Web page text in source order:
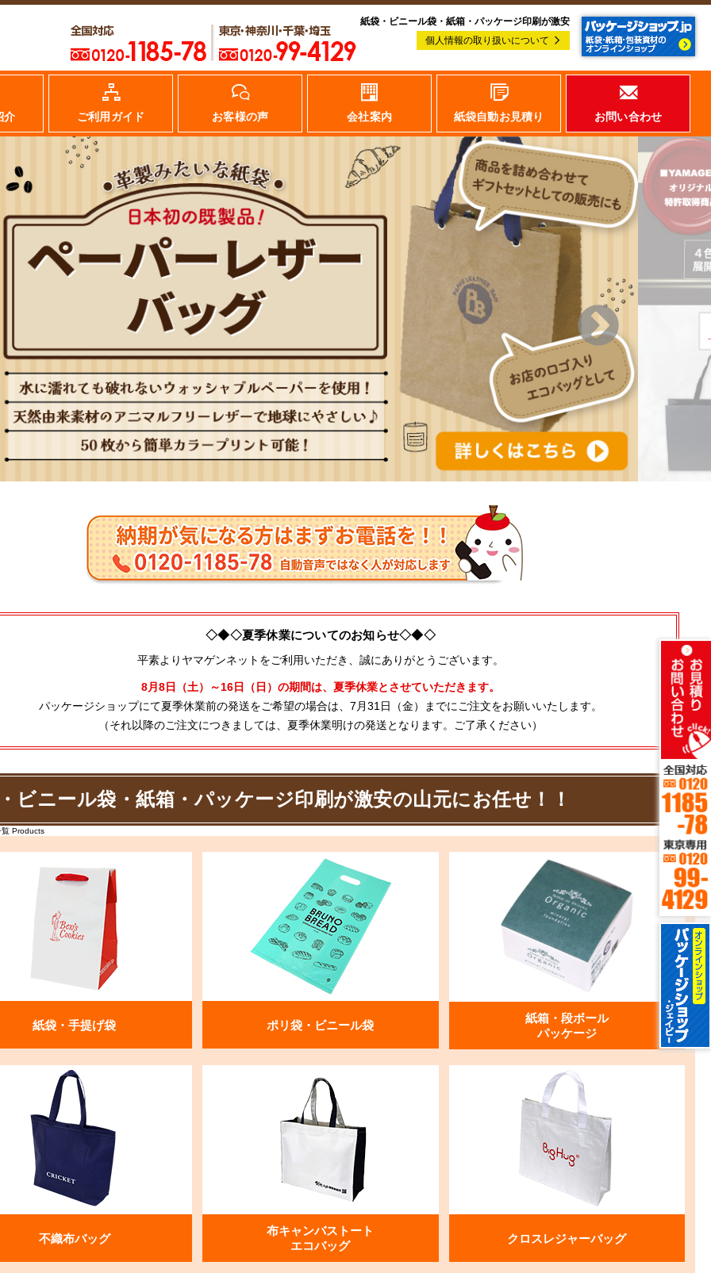
紙袋・ビニール袋・紙箱・パッケージ印刷が激安
個人情報の取り扱いについて
介 ご利用ガイド お客様の声 会社案内 紙袋自動お見積り お問い合わせ
◇◆◇夏季休業についてのお知らせ◇◆◇
平素よりヤマゲンネットをご利用いただき、誠にありがとうございます。
8月8日（土）～16日（日）の期間は、夏季休業とさせていただきます。
パッケージショップにて夏季休業前の発送をご希望の場合は、7月31日（金）までにご注文をお願いいたします。
（それ以降のご注文につきましては、夏季休業明けの発送となります。ご了承ください）
ビニール袋・紙箱・パッケージ印刷が激安の山元にお任せ！！
覧 Products
紙袋・手提げ袋 ポリ袋・ビニール袋
紙箱・段ボール
パッケージ
不織布バッグ
布キャンバストート
エコバッグ
クロスレジャーバッグ